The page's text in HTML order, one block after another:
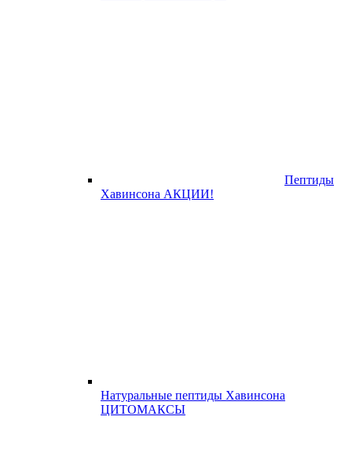
Пептиды
Хавинсона АКЦИИ!
Натуральные пептиды Хавинсона
ЦИТОМАКСЫ